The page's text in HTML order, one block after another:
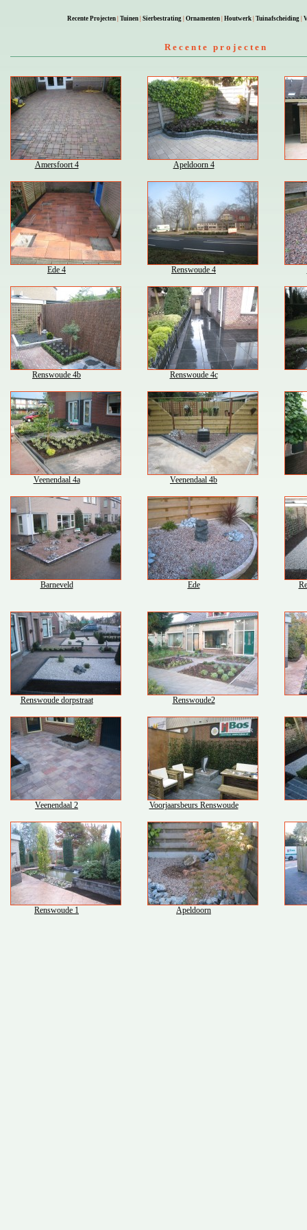
Recente Projecten Tuinen Sierbestrating Ornamenten Houtwerk Tuinafscheiding
Recente projecten
Amersfoort 4 Apeldoorn 4
Ede 4 Renswoude 4
Renswoude 4b Renswoude 4c
Veenendaal 4a Veenendaal 4b
Barneveld Ede
Renswoude dorpstraat Renswoude2
Veenendaal 2 Voorjaarsbeurs Renswoude
Renswoude 1 Apeldoorn